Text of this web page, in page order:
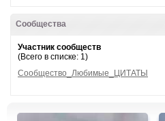
Сообщества
Участник сообществ
(Всего в списке: 1)
Сообщество_Любимые_ЦИТАТЫ